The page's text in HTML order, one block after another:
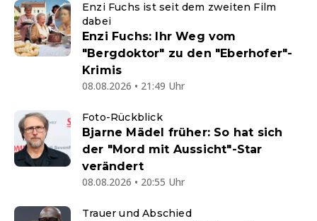
Enzi Fuchs ist seit dem zweiten Film
dabei
Enzi Fuchs: Ihr Weg vom
"Bergdoktor" zu den "Eberhofer"-
Krimis
08.08.2026 • 21:49 Uhr
Foto-Rückblick
Bjarne Mädel früher: So hat sich
der "Mord mit Aussicht"-Star
verändert
08.08.2026 • 20:55 Uhr
Trauer und Abschied